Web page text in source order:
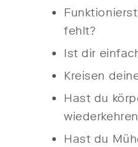
fehlt?
Ist dir
Kreisen
Hast du
Hast du